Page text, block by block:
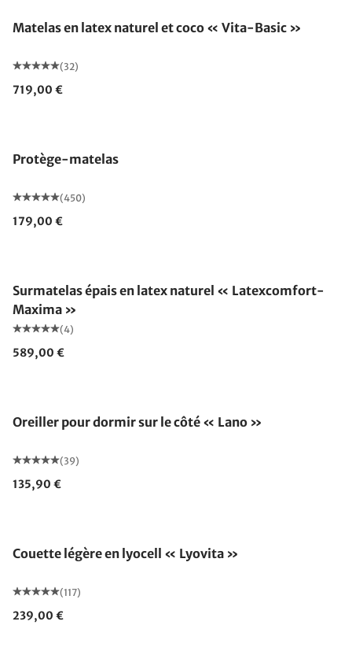
Matelas en latex naturel et coco « Vita-Basic »
(32)
719,00 €
Protège-matelas
(450)
179,00 €
Surmatelas épais en latex naturel « Latexcomfort-
Maxima »
(4)
589,00 €
Oreiller pour dormir sur le côté « Lano »
(39)
135,90 €
Couette légère en lyocell « Lyovita »
(117)
239,00 €